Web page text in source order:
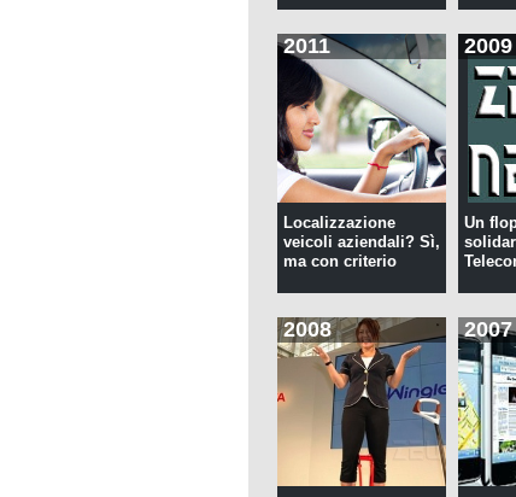
2011
Localizzazione
veicoli aziendali? Sì,
ma con criterio
2009
Un
2008 2007